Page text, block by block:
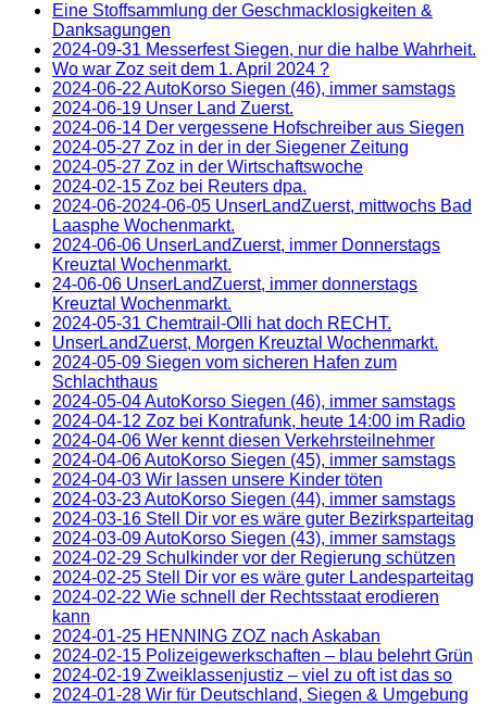
Eine Stoffsammlung der Geschmacklosigkeiten &
Danksagungen
2024-09-31 Messerfest Siegen, nur die halbe Wahrheit.
Wo war Zoz seit dem 1. April 2024 ?
2024-06-22 AutoKorso Siegen (46), immer samstags
2024-06-19 Unser Land Zuerst.
2024-06-14 Der vergessene Hofschreiber aus Siegen
2024-05-27 Zoz in der in der Siegener Zeitung
2024-05-27 Zoz in der Wirtschaftswoche
2024-02-15 Zoz bei Reuters dpa.
2024-06-2024-06-05 UnserLandZuerst, mittwochs Bad
Laasphe Wochenmarkt.
2024-06-06 UnserLandZuerst, immer Donnerstags
Kreuztal Wochenmarkt.
24-06-06 UnserLandZuerst, immer donnerstags
Kreuztal Wochenmarkt.
2024-05-31 Chemtrail-Olli hat doch RECHT.
UnserLandZuerst, Morgen Kreuztal Wochenmarkt.
2024-05-09 Siegen vom sicheren Hafen zum
Schlachthaus
2024-05-04 AutoKorso Siegen (46), immer samstags
2024-04-12 Zoz bei Kontrafunk, heute 14:00 im Radio
2024-04-06 Wer kennt diesen Verkehrsteilnehmer
2024-04-06 AutoKorso Siegen (45), immer samstags
2024-04-03 Wir lassen unsere Kinder töten
2024-03-23 AutoKorso Siegen (44), immer samstags
2024-03-16 Stell Dir vor es wäre guter Bezirksparteitag
2024-03-09 AutoKorso Siegen (43), immer samstags
2024-02-29 Schulkinder vor der Regierung schützen
2024-02-25 Stell Dir vor es wäre guter Landesparteitag
2024-02-22 Wie schnell der Rechtsstaat erodieren
kann
2024-01-25 HENNING ZOZ nach Askaban
2024-02-15 Polizeigewerkschaften – blau belehrt Grün
2024-02-19 Zweiklassenjustiz – viel zu oft ist das so
2024-01-28 Wir für Deutschland, Siegen & Umgebung